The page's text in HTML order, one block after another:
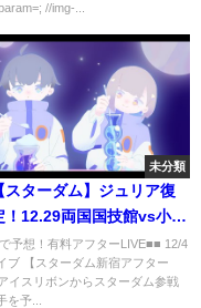
//img-...
未分類
スターダム】ジュリア復
！12.29両国国技館vs小波
トマッチ！114日ぶりに大
遂げた美しき狂気‼お騒が
が帰ってくる！期待の入場
予想！有料アフターLIVE■■ 12/4
ブ 【スターダム新宿アフター
イスリボンからスターダム参戦
を予...